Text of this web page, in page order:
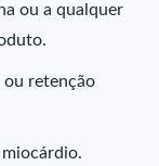
ou a qualquer
ou retenção